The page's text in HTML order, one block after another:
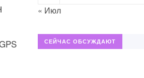
« Июл
СЕЙЧАС ОБСУЖДАЮТ